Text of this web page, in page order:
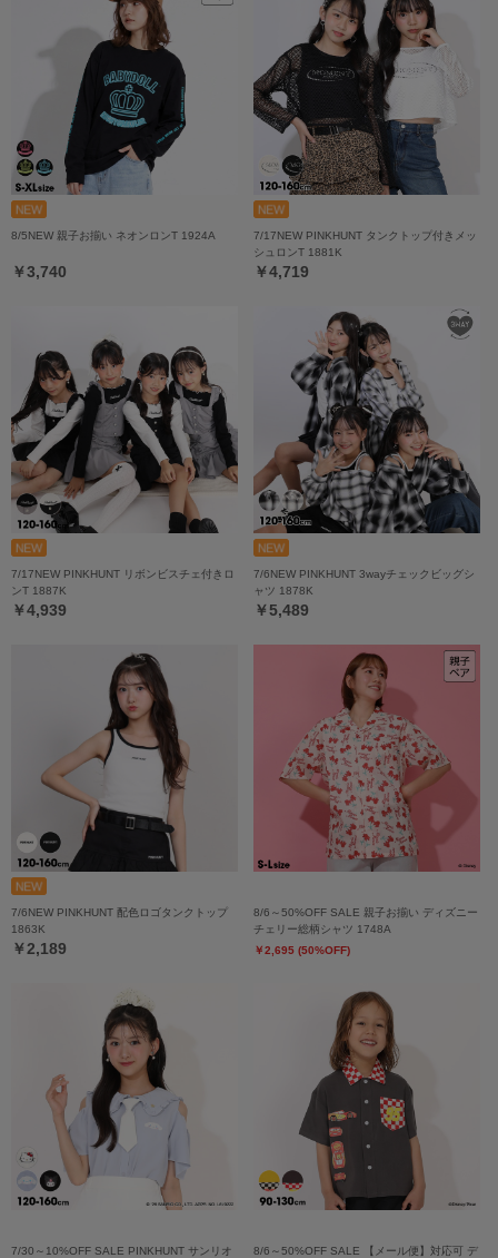
8/5NEW 親子お揃い ネオンロンT 1924A
￥3,740
7/17NEW PINKHUNT タンクトップ付きメッ
シュロンT 1881K
￥4,719
7/17NEW PINKHUNT リボンビスチェ付きロ
ンT 1887K
￥4,939
7/6NEW PINKHUNT 3wayチェックビッグシ
ャツ 1878K
￥5,489
7/6NEW PINKHUNT 配色ロゴタンクトップ
1863K
￥2,189
8/6～50%OFF SALE 親子お揃い ディズニー
チェリー総柄シャツ 1748A
￥2,695 (50%OFF)
7/30～10%OFF SALE PINKHUNT サンリオ
8/6～50%OFF SALE 【メール便】対応可 デ